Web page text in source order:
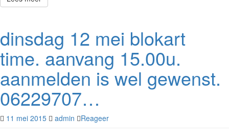
dinsdag 12 mei blokart
time. aanvang 15.00u.
aanmelden is wel gewenst.
06229707…
11 mei 2015 admin Reageer